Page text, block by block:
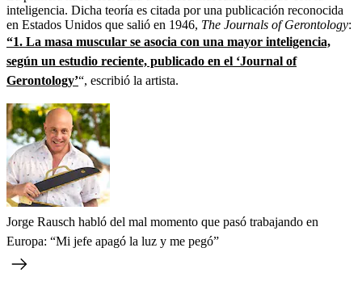
inteligencia. Dicha teoría es citada por una publicación reconocida
en Estados Unidos que salió en 1946, The Journals of Gerontology:
“1. La masa muscular se asocia con una mayor inteligencia,
según un estudio reciente, publicado en el ‘Journal of
Gerontology’“, escribió la artista.
Jorge Rausch habló del mal momento que pasó trabajando en
Europa: “Mi jefe apagó la luz y me pegó”